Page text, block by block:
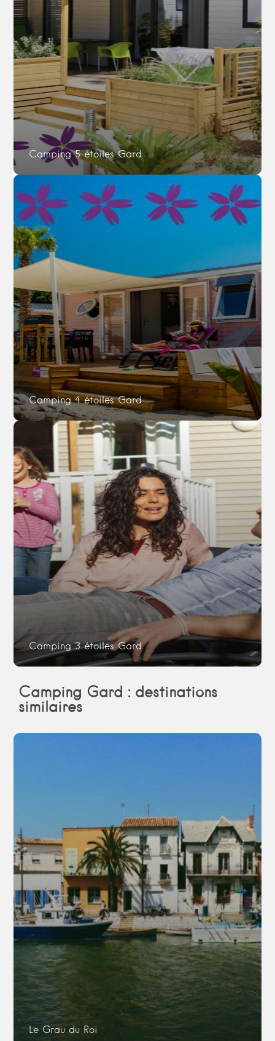
Camping 5 étoiles Gard
Camping 4 étoiles Gard
Camping 3 étoiles Gard
Camping Gard : destinations
similaires
Le Grau du Roi